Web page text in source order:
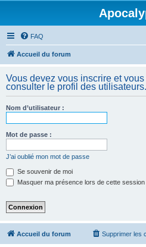
FAQ
Accueil du forum
Vous devez vous inscrire et
consulter le profil des utilisateurs.
Nom d’utilisateur :
Mot de passe :
J’ai oublié mon mot de passe
Se souvenir de moi
Masquer ma présence lors de cette session
Accueil du forum Supprimer les